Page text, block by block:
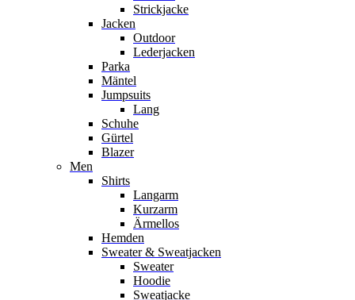
Strickjacke
Jacken
Outdoor
Lederjacken
Parka
Mäntel
Jumpsuits
Lang
Schuhe
Gürtel
Blazer
Men
Shirts
Langarm
Kurzarm
Ärmellos
Hemden
Sweater & Sweatjacken
Sweater
Hoodie
Sweatjacke